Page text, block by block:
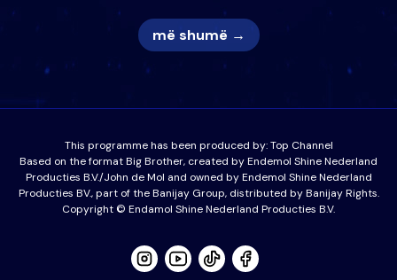
më shumë →
This programme has been produced by:Top Channel
Based on the format Big Brother, created by Endemol Shine Nederland
Producties B.V./John de Mol and owned by Endemol Shine Nederland
Producties BV., part of the Banijay Group, distributed by Banijay Rights.
Copyright © Endamol Shine Nederland Producties B.V.